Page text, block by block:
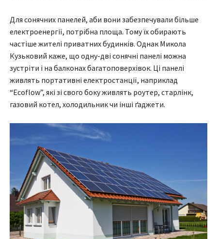
Для сонячних панелей, аби вони забезпечували більше
електроенергії, потрібна площа. Тому їх обирають
частіше жителі приватних будинків. Однак Микола
Кузьковий каже, що одну-дві сонячні панелі можна
зустріти і на балконах багатоповерхівок. Ці панелі
живлять портативні електростанції, наприклад
“Ecoflow”, які зі свого боку живлять роутер, старлінк,
газовий котел, холодильник чи інші ґаджети.